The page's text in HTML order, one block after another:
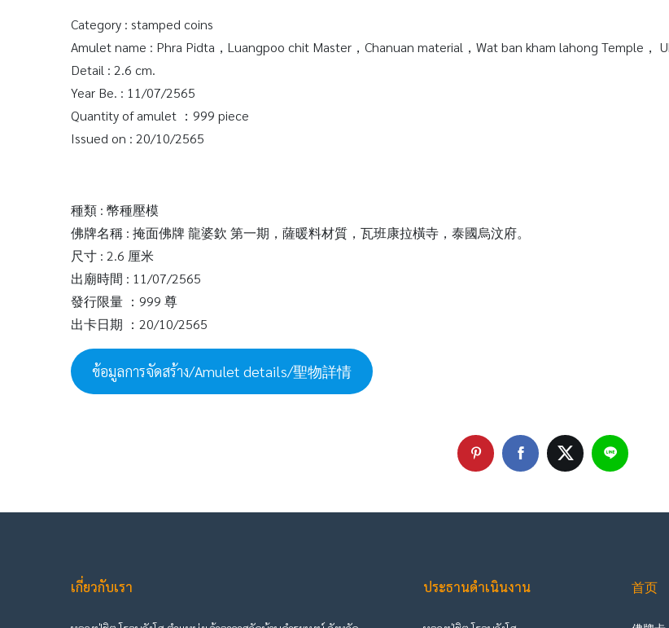
Category : stamped coins
Amulet name : Phra Pidta，Luangpoo chit Master，Chanuan material，Wat ban kham lahong Temple，
Detail : 2.6 cm.
Year Be. : 11/07/2565
Quantity of amulet ：999 piece
Issued on : 20/10/2565
種類 : 幣種壓模
佛牌名稱 : 掩面佛牌 龍婆欽 第一期，薩暖料材質，瓦班康拉橫寺，泰國烏汶府。
尺寸 : 2.6 厘米
出廟時間 : 11/07/2565
發行限量 ：999 尊
出卡日期 ：20/10/2565
ข้อมูลการจัดสร้าง/Amulet details/聖物詳情
เกี่ยวกับเรา ประธานดำเนินงาน 首页